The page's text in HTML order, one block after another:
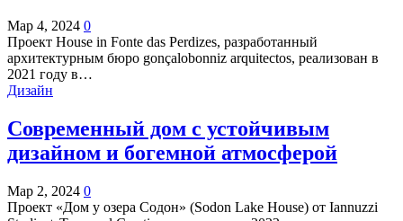
Мар 4, 2024 0
Проект House in Fonte das Perdizes, разработанный
архитектурным бюро gonçalobonniz arquitectos, реализован в
2021 году в…
Дизайн
Современный дом с устойчивым
дизайном и богемной атмосферой
Мар 2, 2024 0
Проект «Дом у озера Содон» (Sodon Lake House) от Iannuzzi